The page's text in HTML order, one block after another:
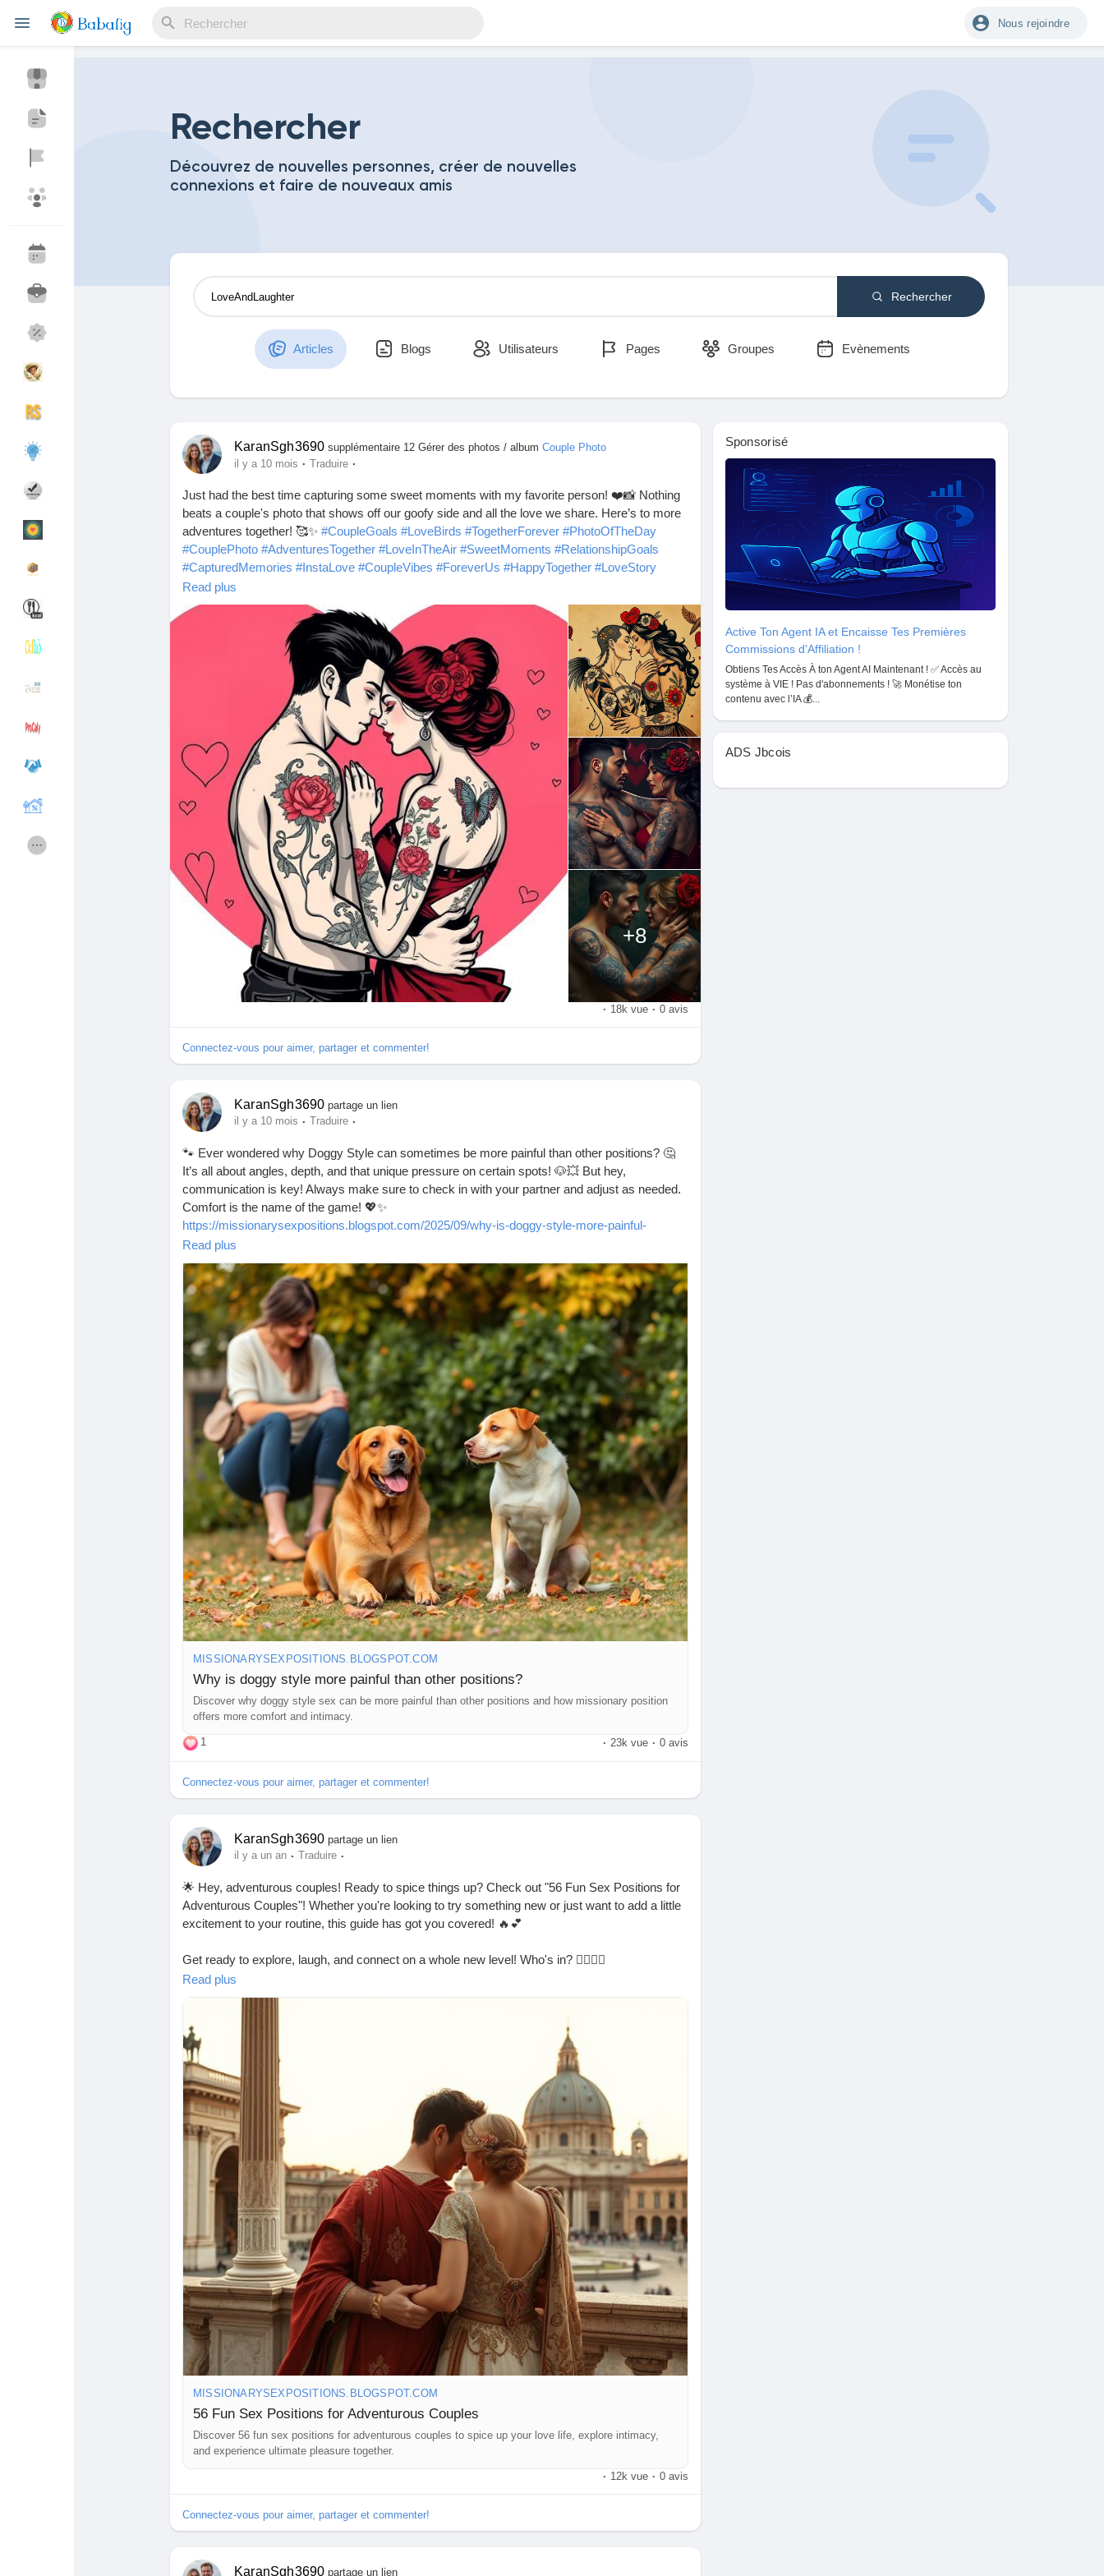
Nous rejoindre
Découvrir Evènements Mes événements
Mes produits
Pages aimées
Découvrir les articles
Mon financement
Mes Offres
Mes emplois
Mes cours
Film
Développeurs
Entreprises locales
La silver économie
Affiliation Matrice 3x9
Calculez vos calories
Événementiels
Affiliation
Rechercher
Découvrez de nouvelles personnes, créer de nouvelles
connexions et faire de nouveaux amis
Rechercher
Articles Blogs Utilisateurs Pages Groupes Evènements
KaranSgh3690 supplémentaire 12 Gérer des photos / albumCouple Photo
il y a 10 mois · Traduire ·
Just had the best time capturing some sweet moments with my favorite person! ❤️📸 Nothing
beats a couple's photo that shows off our goofy side and all the love we share. Here’s to more
adventures together! 🥰✨ #CoupleGoals #LoveBirds #TogetherForever #PhotoOfTheDay
#CouplePhoto #AdventuresTogether #LoveInTheAir #SweetMoments #RelationshipGoals
#CapturedMemories #InstaLove #CoupleVibes #ForeverUs #HappyTogether #LoveStory
#JoyfulMoments
#TogetherIsBetter #LoveAndLaughter #MakingMemories #HeartAndSoul #BestFriends
#PhotoFun
Read plus
+8
· 18k vue · 0 avis
Connectez-vous pour aimer, partager et commenter!
KaranSgh3690 partage un lien
il y a 10 mois · Traduire ·
🐾 Ever wondered why Doggy Style can sometimes be more painful than other positions? 🤔
It’s all about angles, depth, and that unique pressure on certain spots! 🐶💥 But hey,
communication is key! Always make sure to check in with your partner and adjust as needed.
Comfort is the name of the game! 💖✨
https://missionarysexpositions.blogspot.com/2025/09/why-is-doggy-style-more-painful-
than.html
#DoggyStyle #Intimacy #Communication #LoveLife #Couples #Pleasure #Relationships
#SexEd #HealthySex #ExploreTogether #Connection #FunTimes #Love #Passion
#ComfortFirst #SexualHealth #BodyPositivity #PleasurePrinciples #CoupleGoals
#IntimateMoments #SpiceItUp #LoveAndLaughter #Trust #Adventure #SexualWellness
#HappyCouples #EnjoyTheJourney #KeepItReal
Read plus
MISSIONARYSEXPOSITIONS.BLOGSPOT.COM
Why is doggy style more painful than other positions?
Discover why doggy style sex can be more painful than other positions and how missionary position
offers more comfort and intimacy.
1 · 23k vue · 0 avis
Connectez-vous pour aimer, partager et commenter!
KaranSgh3690 partage un lien
il y a un an · Traduire ·
🌟 Hey, adventurous couples! Ready to spice things up? Check out "56 Fun Sex Positions for
Adventurous Couples"! Whether you're looking to try something new or just want to add a little
excitement to your routine, this guide has got you covered! 🔥💕
Get ready to explore, laugh, and connect on a whole new level! Who's in? 🙋‍♀️🙋‍♂️
https://missionarysexpositions.blogspot.com/2025/09/56-fun-sex-positions-for-
adventurous.html
#FunInTheBedroom #LoveLife
#ExploreTogether
#CouplesAdventure
#GetCreative
#RomanticNights
#Connection
#PlayfulLove #CouplesTherapy #AdventureTime
#IntimateMoments #FunCouples #SpicyLove #RelationshipAdvice #LetsGetNaughty
Read plus
MISSIONARYSEXPOSITIONS.BLOGSPOT.COM
56 Fun Sex Positions for Adventurous Couples
Discover 56 fun sex positions for adventurous couples to spice up your love life, explore intimacy,
and experience ultimate pleasure together.
· 12k vue · 0 avis
Connectez-vous pour aimer, partager et commenter!
KaranSgh3690 partage un lien
Sponsorisé
Active Ton Agent IA et Encaisse Tes Premières
Commissions d'Affiliation !
Obtiens Tes Accès À ton Agent AI Maintenant ! ✅ Accès au
système à VIE ! Pas d'abonnements ! 🚀 Monétise ton
contenu avec l’IA 💰...
ADS Jbcois